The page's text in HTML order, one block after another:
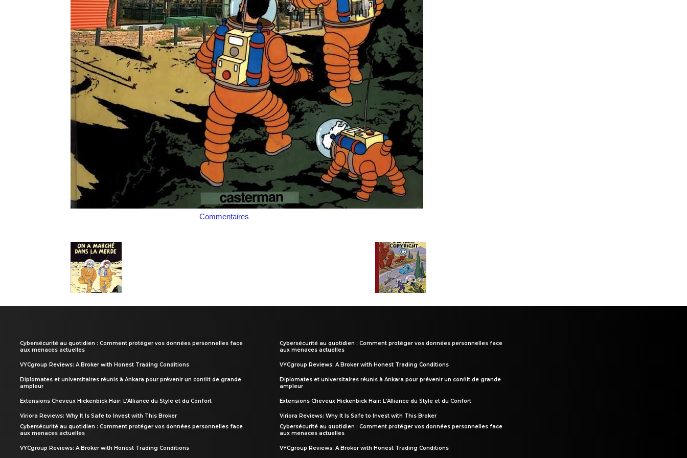
Commentaires
Cybersécurité au quotidien : Comment protéger vos données personnelles face
aux menaces actuelles
VYCgroup Reviews: A Broker with Honest Trading Conditions
Diplomates et universitaires réunis à Ankara pour prévenir un conflit de grande
ampleur
Extensions Cheveux Hickenbick Hair: L’Alliance du Style et du Confort
Viriora Reviews: Why It Is Safe to Invest with This Broker
Cybersécurité au quotidien : Comment protéger vos données personnelles face
aux menaces actuelles
VYCgroup Reviews: A Broker with Honest Trading Conditions
Cybersécurité au quotidien : Comment protéger vos données personnelles face
aux menaces actuelles
VYCgroup Reviews: A Broker with Honest Trading Conditions
Diplomates et universitaires réunis à Ankara pour prévenir un conflit de grande
ampleur
Extensions Cheveux Hickenbick Hair: L’Alliance du Style et du Confort
Viriora Reviews: Why It Is Safe to Invest with This Broker
Cybersécurité au quotidien : Comment protéger vos données personnelles face
aux menaces actuelles
VYCgroup Reviews: A Broker with Honest Trading Conditions